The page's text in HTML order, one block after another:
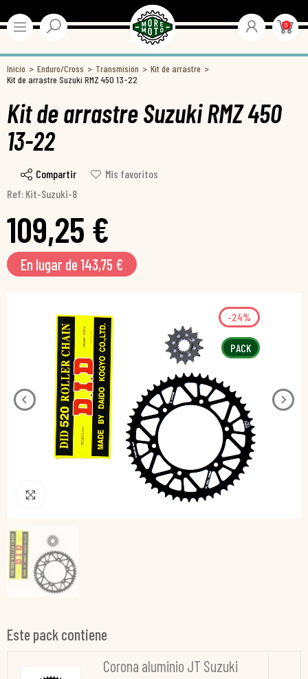
0
Inicio Enduro/Cross Transmisión
Kit de arrastre
Kit de arrastre Suzuki RMZ 450 13-22
Kit de arrastre Suzuki RMZ 450
13-22
Compartir
Mis favoritos
Ref: Kit-Suzuki-8
109,25 €
En lugar de 143,75 €
PACK
-24%
Pincha para agrandar
Este pack contiene
Corona aluminio JT Suzuki